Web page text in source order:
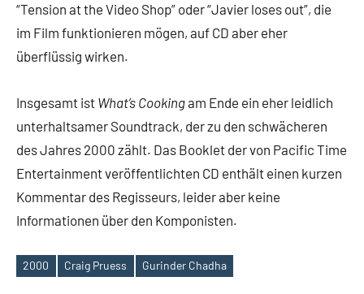
“Tension at the Video Shop” oder “Javier loses out”, die
im Film funktionieren mögen, auf CD aber eher
überflüssig wirken.
Insgesamt ist What’s Cookingam Ende ein eher leidlich
unterhaltsamer Soundtrack, der zu den schwächeren
des Jahres 2000 zählt. Das Booklet der von Pacific Time
Entertainment veröffentlichten CD enthält einen kurzen
Kommentar des Regisseurs, leider aber keine
Informationen über den Komponisten.
Schlagwörter
2000 Craig Pruess Gurinder Chadha